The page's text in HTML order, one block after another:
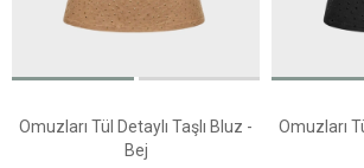
Omuzları Tül Detaylı Taşlı Bluz -
Bej
Omuzları